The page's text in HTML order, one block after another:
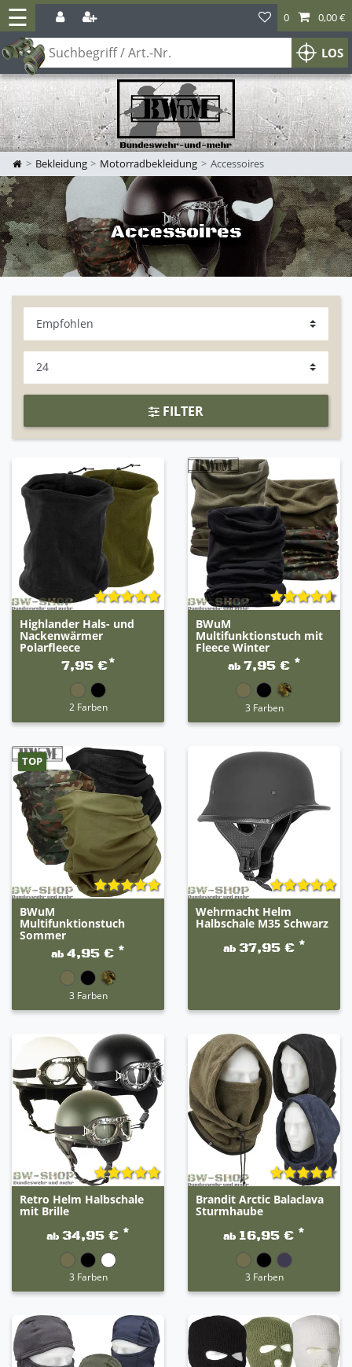
☰
LOS
0 0,00 €
Bekleidung Motorradbekleidung Accessoires
Accessoires
FILTER
Highlander Hals- und
Nackenwärmer
Polarfleece
7,95 €*
2 Farben
BWuM
Multifunktionstuch mit
Fleece Winter
ab 7,95 € *
3 Farben
TOP
BWuM
Multifunktionstuch
Sommer
ab 4,95 € *
3 Farben
Wehrmacht Helm
Halbschale M35 Schwarz
ab 37,95 € *
Retro Helm Halbschale
mit Brille
ab 34,95 € *
3 Farben
Brandit Arctic Balaclava
Sturmhaube
ab 16,95 € *
3 Farben